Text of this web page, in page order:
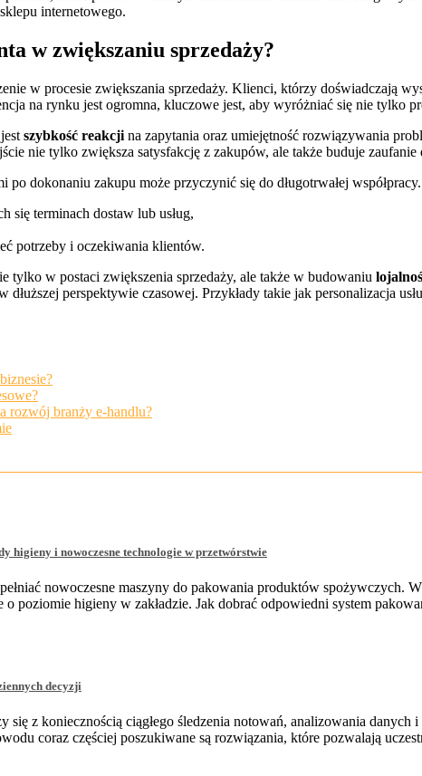
internetowego.
w zwiększaniu sprzedaży?
w procesie zwiększania sprzedaży. Klienci, którzy doświadczają
na rynku jest ogromna, kluczowe jest, aby wyróżniać się nie tylko
szybkość reakcji na zapytania oraz umiejętność rozwiązywania
nie tylko zwiększa satysfakcję z zakupów, ale także buduje zaufanie
dokonaniu zakupu może przyczynić się do długotrwałej
się terminach dostaw lub usług,
potrzeby i oczekiwania klientów.
tylko w postaci zwiększenia sprzedaży, ale także w budowaniu
perspektywie czasowej. Przykłady takie jak personalizacja
rozwój branży e-handlu?
higieny i nowoczesne technologie w przetwórstwie
nowoczesne maszyny do pakowania produktów spożywczych.
poziomie higieny w zakładzie. Jak dobrać odpowiedni system
decyzji
z koniecznością ciągłego śledzenia notowań, analizowania
coraz częściej poszukiwane są rozwiązania, które pozwalają